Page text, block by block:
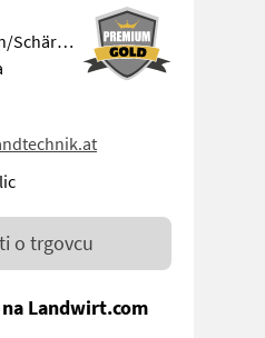
4774 - St. Marienkirchen/Schärding
o trgovcu
Landwirt.com